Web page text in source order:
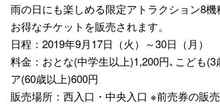
雨の日にも楽しめる限定アトラクション8機
お得なチケットを販売されます。
日程：2019年9月17日（火）～30日（月）
料金：おとな(中学生以上)1,200円､こども(3
ア(60歳以上)600円
販売場所：西入口・中央入口 ※前売券の販売